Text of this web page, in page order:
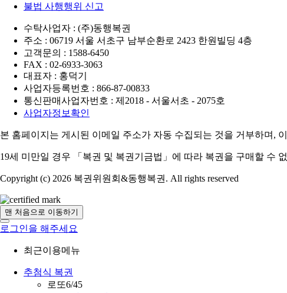
불법 사행행위 신고
수탁사업자 : (주)동행복권
주소 : 06719 서울 서초구 남부순환로 2423 한원빌딩 4층
고객문의 : 1588-6450
FAX : 02-6933-3063
대표자 : 홍덕기
사업자등록번호 : 866-87-00833
통신판매사업자번호 : 제2018 - 서울서초 - 2075호
사업자정보확인
본 홈페이지는 게시된 이메일 주소가 자동 수집되는 것을 거부하며,
19세 미만일 경우 「복권 및 복권기금법」에 따라 복권을 구매할 수
Copyright (c) 2026 복권위원회&동행복권. All rights reserved
맨 처음으로 이동하기
로그인을 해주세요
최근이용메뉴
추첨식 복권
로또6/45